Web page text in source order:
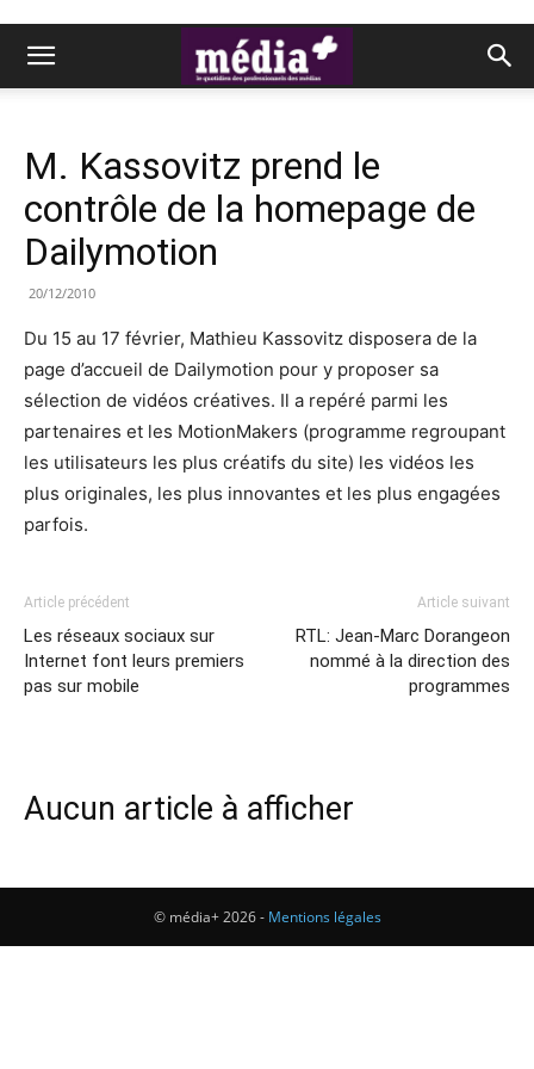
M. Kassovitz prend le
contrôle de la homepage de
Dailymotion
20/12/2010
Du 15 au 17 février, Mathieu Kassovitz disposera de la
page d’accueil de Dailymotion pour y proposer sa
sélection de vidéos créatives. Il a repéré parmi les
partenaires et les MotionMakers (programme regroupant
les utilisateurs les plus créatifs du site) les vidéos les
plus originales, les plus innovantes et les plus engagées
parfois.
Article précédent
Les réseaux sociaux sur
Internet font leurs premiers
pas sur mobile
Article suivant
RTL: Jean-Marc Dorangeon
nommé à la direction des
programmes
Aucun article à afficher
© média+ 2026 - Mentions légales